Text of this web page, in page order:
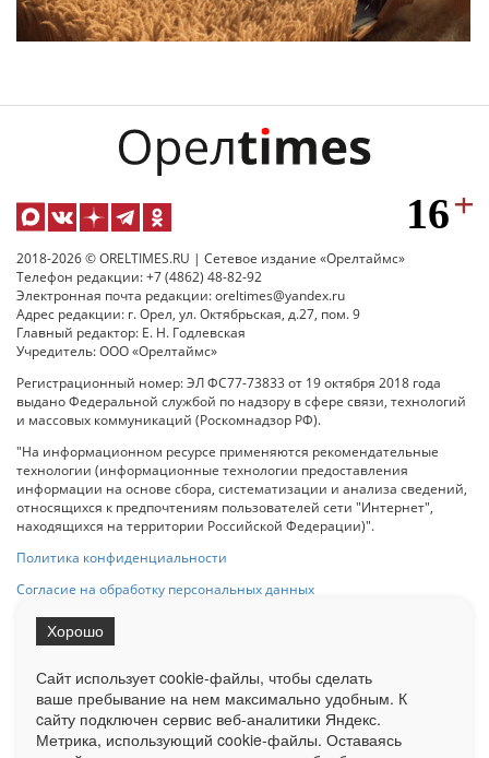
2018-2026 © ORELTIMES.RU | Сетевое издание «Орелтаймс»
Телефон редакции: +7 (4862) 48-82-92
Электронная почта редакции: oreltimes@yandex.ru
Адрес редакции: г. Орел, ул. Октябрьская, д.27, пом. 9
Главный редактор: Е. Н. Годлевская
Учредитель: ООО «Орелтаймс»
Регистрационный номер: ЭЛ ФС77-73833 от 19 октября 2018 года
выдано Федеральной службой по надзору в сфере связи, технологий
и массовых коммуникаций (Роскомнадзор РФ).
"На информационном ресурсе применяются рекомендательные
технологии (информационные технологии предоставления
информации на основе сбора, систематизации и анализа сведений,
относящихся к предпочтениям пользователей сети "Интернет",
находящихся на территории Российской Федерации)".
Политика конфиденциальности
Согласие на обработку персональных данных
на Сетевое издание «ОрелТаймс» обязательна.
Ограниченная статистика посещаемости доступна на сайте
Liveinternet.ru . Подробная статистика для рекламодателей по запросу
Сайт использует cookie-файлы, чтобы сделать
ваше пребывание на нем максимально удобным. К
cайту подключен сервис веб-аналитики Яндекс.
Метрика, использующий cookie-файлы. Оставаясь
Хорошо